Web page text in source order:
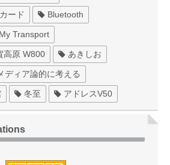
ード Bluetooth
My Transport
高原 W800 あきしお
ディア論的に考える
冬至 アドレスV50